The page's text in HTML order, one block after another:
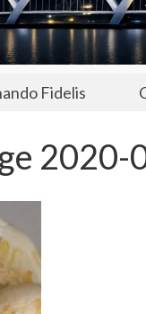
Fidelis
2020-